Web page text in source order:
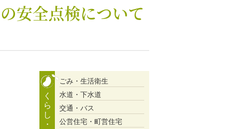
安全点検について
く
ら
し
・
ごみ・生活衛生
水道・下水道
交通・バス
公営住宅・町営住宅